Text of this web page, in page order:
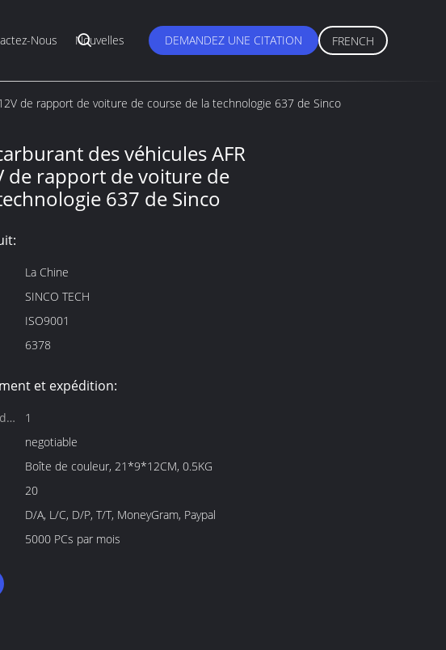
Nous Nouvelles DEMANDEZ UNE CITATION FRENCH
de rapport de voiture de course de la technologie 637 de Sinco
des véhicules AFR
de rapport de voiture de
637 de Sinco
La Chine
SINCO TECH
ISO9001
6378
et expédition:
1
negotiable
Boîte de couleur, 21*9*12CM, 0.5KG
20
D/A, L/C, D/P, T/T, MoneyGram, Paypal
5000 PCs par mois